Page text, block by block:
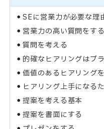
SEに営業力が必要な理
営業力の高い質問をす
質問を考える
的確なヒアリングはブ
価値のあるヒアリング
ヒアリング上手になる
提案を考える基本
提案を書面にする